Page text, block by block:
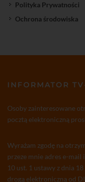
Polityka Prywatności
Ochrona środowiska
INFORMATOR
Osoby zainteresowane
pocztą elektroniczną
Wyrażam zgodę na
przeze mnie adres e-
10 ust. 1 ustawy z dnia
drogą elektroniczną od